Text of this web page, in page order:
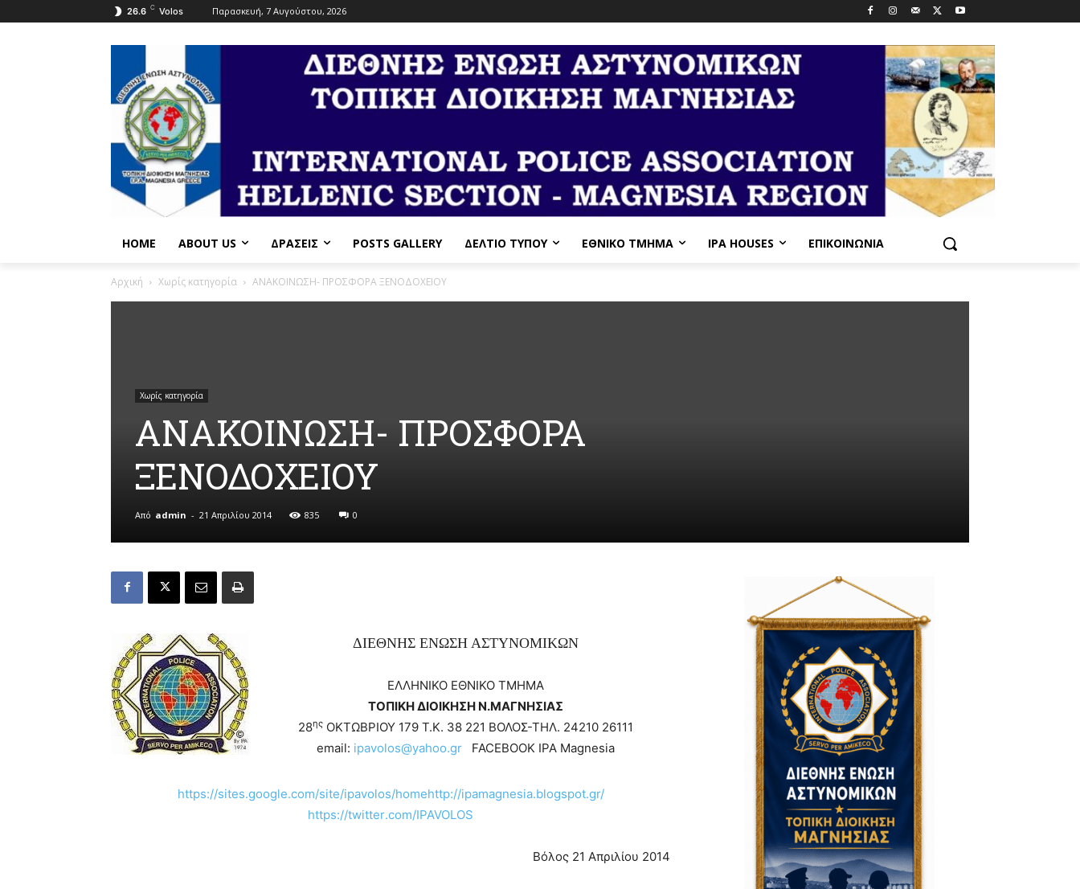
26.6 C Volos Παρασκευή, 7 Αυγούστου, 2026
HOME ABOUT US ΔΡΆΣΕΙΣ POSTS GALLERY ΔΕΛΤΙΟ ΤΥΠΟΥ ΕΘΝΙΚΌ ΤΜΉΜΑ IPA HOUSES ΕΠΙΚΟΙΝΩΝΊΑ
Αρχική Χωρίς κατηγορία ΑΝΑΚΟΙΝΩΣΗ- ΠΡΟΣΦΟΡΑ ΞΕΝΟΔΟΧΕΙΟΥ
Χωρίς κατηγορία
ΑΝΑΚΟΙΝΩΣΗ- ΠΡΟΣΦΟΡΑ
ΞΕΝΟΔΟΧΕΙΟΥ
Από admin - 21 Απριλίου 2014 835 0
ΔΙΕΘΝΗΣ ΕΝΩΣΗ ΑΣΤΥΝΟΜΙΚΩΝ
ΕΛΛΗΝΙΚΟ ΕΘΝΙΚΟ ΤΜΗΜΑ
ΤΟΠΙΚΗ ΔΙΟΙΚΗΣΗ Ν.ΜΑΓΝΗΣΙΑΣ
28ης ΟΚΤΩΒΡΙΟΥ 179 Τ.Κ. 38 221 ΒΟΛΟΣ-ΤΗΛ. 24210 26111
email: ipavolos@yahoo.gr FACEBOOK IPA Magnesia
https://sites.google.com/site/ipavolos/homehttp://ipamagnesia.blogspot.gr/
https://twitter.com/IPAVOLOS
Βόλος 21 Απριλίου 2014